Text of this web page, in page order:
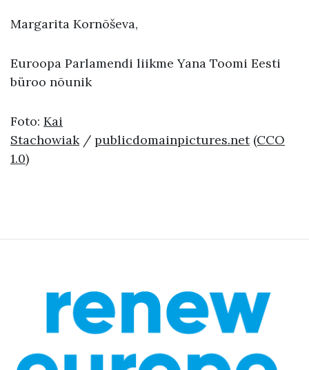
Margarita Kornõševa,
Euroopa Parlamendi liikme Yana Toomi Eesti
büroo nõunik
Foto: Kai
Stachowiak/ publicdomainpictures.net (CCO
1.0)